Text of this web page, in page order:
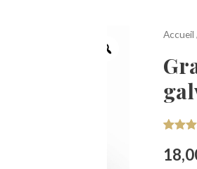
Accueil
sur 5
basé